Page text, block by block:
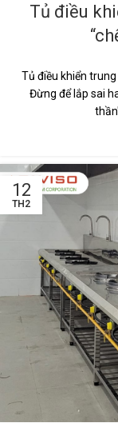
Tủ điều
Tủ điều khiển
Đừng để lắp sai
12
TH2